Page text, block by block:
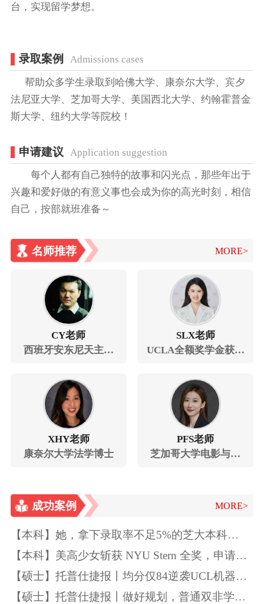
台，实现留学梦想。
录取案例 Admissions cases
帮助众多学生录取到哈佛大学、康奈尔大学、宾夕
法尼亚大学、芝加哥大学、美国西北大学、约翰霍普金
斯大学、纽约大学等院校！
申请建议 Application suggestion
每个人都有自己独特的故事和闪光点，那些年出于
兴趣和爱好做的有意义事也会成为你的高光时刻，相信
自己，按部就班准备～
名师推荐 MORE>
CY老师
西班牙安东尼天主教
SLX老师
UCLA全额奖学金获得
offer，拿到斯坦福大
学心理学lab工作机会
等
XHY老师
康奈尔大学法学博士
PFS老师
芝加哥大学电影与媒
成功案例 MORE>
【本科】她，拿下录取率不足5%的芝大本科
Offer！独一无二的特质如此“养成”~
【本科】美高少女斩获 NYU Stern 全奖，申请季
精准规划圆梦顶尖商学院
【硕士】托普仕捷报丨均分仅84逆袭UCL机器学
习
【硕士】托普仕捷报丨做好规划，普通双非学生